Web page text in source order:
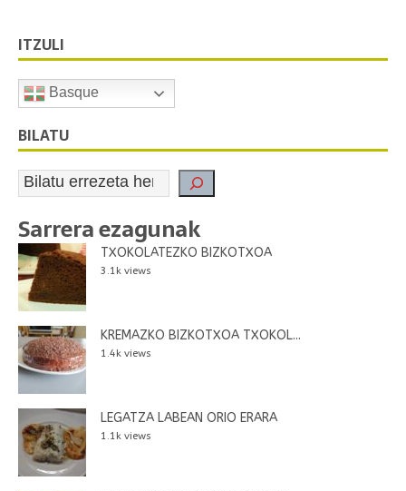
ITZULI
Basque
BILATU
Sarrera ezagunak
TXOKOLATEZKO BIZKOTXOA
3.1k views
KREMAZKO BIZKOTXOA TXOKOL...
1.4k views
LEGATZA LABEAN ORIO ERARA
1.1k views